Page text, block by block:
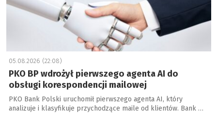
05.08.2026 (22:08)
PKO BP wdrożył pierwszego agenta AI do
obsługi korespondencji mailowej
PKO Bank Polski uruchomił pierwszego agenta AI, który
analizuje i klasyfikuje przychodzące maile od klientów. Bank …